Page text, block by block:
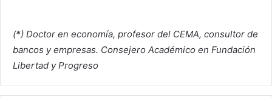
(*) Doctor en economía, profesor del CEMA, consultor de
bancos y empresas. Consejero Académico en Fundación
Libertad y Progreso